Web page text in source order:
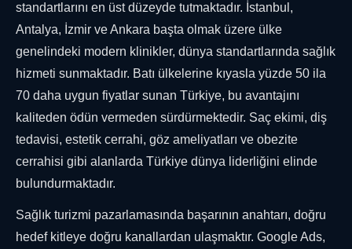
standartlarını en üst düzeyde tutmaktadır. İstanbul,
Antalya, İzmir ve Ankara başta olmak üzere ülke
genelindeki modern klinikler, dünya standartlarında sağlık
hizmeti sunmaktadır. Batı ülkelerine kıyasla yüzde 50 ila
70 daha uygun fiyatlar sunan Türkiye, bu avantajını
kaliteden ödün vermeden sürdürmektedir. Saç ekimi, diş
tedavisi, estetik cerrahi, göz ameliyatları ve obezite
cerrahisi gibi alanlarda Türkiye dünya liderliğini elinde
bulundurmaktadır.
Sağlık turizmi pazarlamasında başarının anahtarı, doğru
hedef kitleye doğru kanallardan ulaşmaktır. Google Ads,